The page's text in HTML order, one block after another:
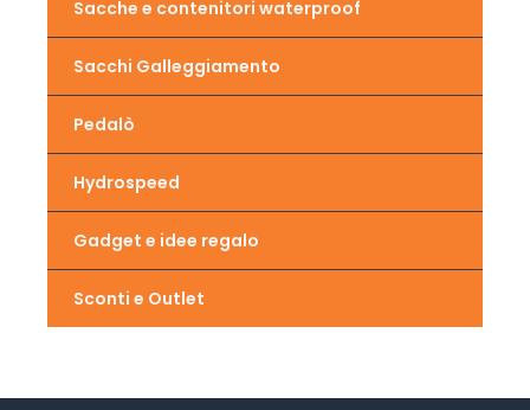
Sacche e contenitori waterproof
Sacchi Galleggiamento
Pedalò
Hydrospeed
Gadget e idee regalo
Sconti e Outlet